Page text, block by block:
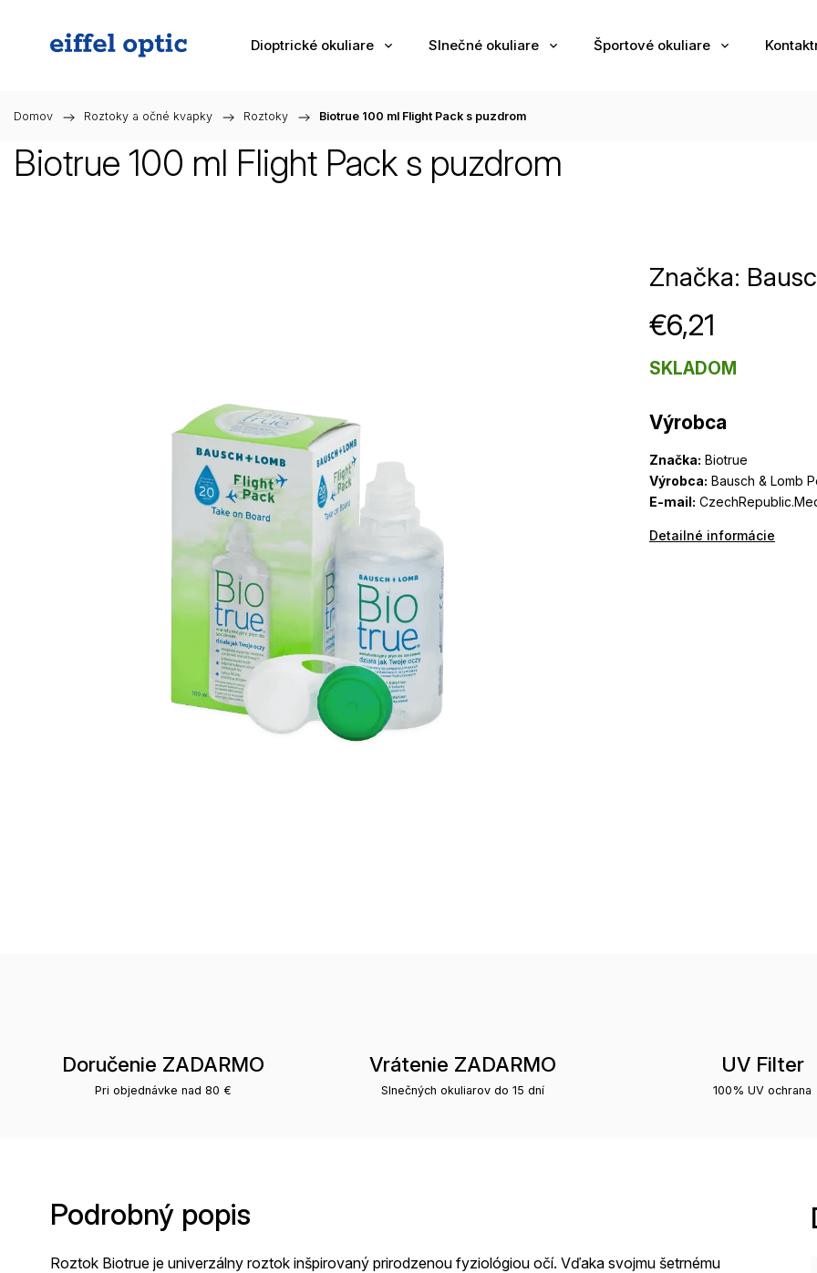
Dioptrické okuliare Slnečné okuliare Športové okuliare
Domov / Roztoky a očné kvapky / Roztoky / Biotrue 100 ml Flight Pack s puzdrom
Biotrue 100 ml Flight Pack s puzdrom
Značka:
€6,21
Výrobca
Značka: Biotrue
Výrobca: Bausch & Lomb
E-mail:
Detailné informácie
SKLADOM
Doručenie ZADARMO
Pri objednávke nad 80 €
Vrátenie ZADARMO
Slnečných okuliarov do 15 dní
UV Filter
100% UV ochrana
Podrobný popis
Roztok Biotrue je univerzálny roztok inšpirovaný prirodzenou fyziológiou očí. Vďaka svojmu šetrnému